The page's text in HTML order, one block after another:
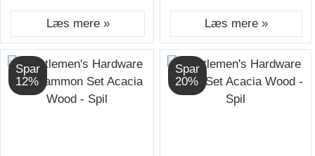
Læs mere » Læs mere »
Spar
12%
Spar
20%